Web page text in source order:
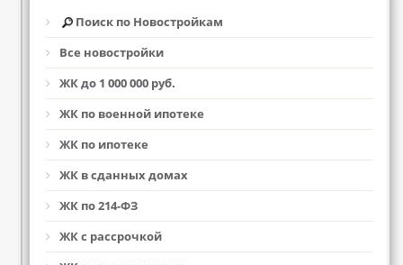
Поиск по Новостройкам
Все новостройки
ЖК до 1 000 000 руб.
ЖК по военной ипотеке
ЖК по ипотеке
ЖК в сданных домах
ЖК по 214-ФЗ
ЖК с рассрочкой